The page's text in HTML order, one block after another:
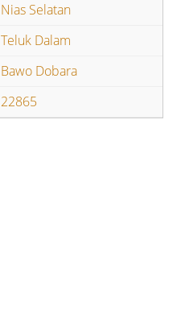
Nias Selatan
Teluk Dalam
Bawo Dobara
22865